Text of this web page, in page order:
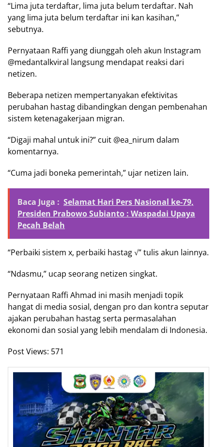
“Lima juta terdaftar, lima juta belum terdaftar. Nah
yang lima juta belum terdaftar ini kan kasihan,”
sebutnya.
Pernyataan Raffi yang diunggah oleh akun Instagram
@medantalkviral langsung mendapat reaksi dari
netizen.
Beberapa netizen mempertanyakan efektivitas
perubahan hastag dibandingkan dengan pembenahan
sistem ketenagakerjaan migran.
“Digaji mahal untuk ini?” cuit @ea_nirum dalam
komentarnya.
“Cuma jadi boneka pemerintah,” ujar netizen lain.
Baca Juga : Selamat Hari Pers Nasional ke-79,
Presiden Prabowo Subianto : Waspadai Upaya
Pecah Belah
“Perbaiki sistem x, perbaiki hastag √” tulis akun lainnya.
“Ndasmu,” ucap seorang netizen singkat.
Pernyataan Raffi Ahmad ini masih menjadi topik
hangat di media sosial, dengan pro dan kontra seputar
ajakan perubahan hastag serta permasalahan
ekonomi dan sosial yang lebih mendalam di Indonesia.
Post Views: 571